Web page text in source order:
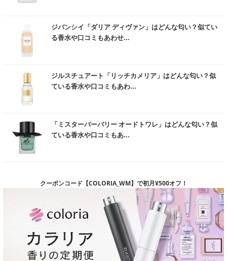
※ 「アレルギーテスト済み」は、すべての人にアレルギーが起きないという
※ 「パッチテスト済み」は、すべての人に皮膚刺激が発生しないということ
ではありません。
※ 「スティンギングテスト済み」は、すべての人に皮膚トラブルがおこらな
いということではありません。
もと）が発生しないということではありません。
※ 「ボリュームアップ」とは毛髪にハリやコシを与え、ボリューム感を与え
たように見せることを指します。
※ 「ベタつき防止・ケア」とは、洗髪後に頭皮を健やかに保つことを指しま
※ 「育毛」は、頭皮や毛髪を清潔にすることで毛髪がすこやかに保たれるこ
とを指します。
※ 「毛髪の補修」とは物理的に損傷を補い繕うことであり、治療的な回復の
ことではありません。
※ 「ピーリング」とは洗浄、拭き取り行為などによる物理的効果によるもの
を指します。
※ 「くすみ」とはメーキャップ効果によるものを指します。
※ 化粧品に疲労回復効果はありません。
※ 使用者の感想は商品の効能効果を保証するものではありません。
※ 化粧品に「治癒、回復、改善」の効果はありません。
※ ニキビケア商品のうち、ニキビを治す効果が認められているのは医薬品の
みで、化粧品・医薬部外品にはニキビを治す効果が認められていません。
ジバンシイ「ダリア ディヴァン」はどんな匂い？似てい
る香水や口コミもあわせ...
ジルスチュアート「リッチカメリア」はどんな匂い？似
ている香水や口コミもあわ...
「ミスターバーバリー オードトワレ」はどんな匂い？似
ている香水や口コミもあ...
クーポンコード【COLORIA_WM】で初月¥500オフ！